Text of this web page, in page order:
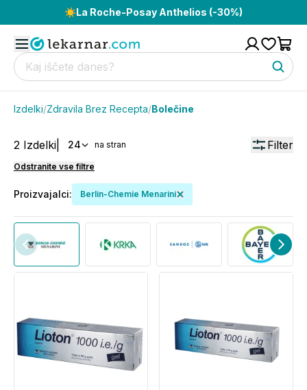
☀️La Roche-Posay Anthelios (-30%)
Izdelki/Zdravila Brez Recepta/Bolečine
2 Izdelki 24 na stran Filter
Odstranite vse filtre
Proizvajalci: Berlin-Chemie Menarini